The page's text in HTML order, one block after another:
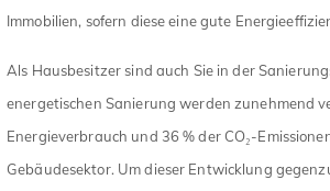
Immobilien, sofern diese eine gute
Als Hausbesitzer sind auch Sie in der
energetischen Sanierung werden zunehmend
Energieverbrauch und 36 % der CO₂-
Gebäudesektor. Um dieser Entwicklung